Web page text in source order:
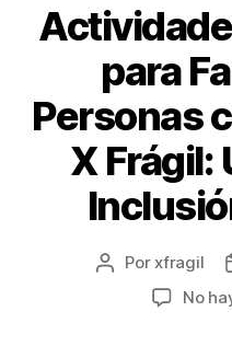
para
Personas
X Frágil:
Porxfragil
No